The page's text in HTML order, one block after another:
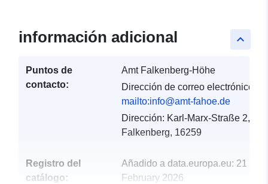
keyboard_arrow_up
información adicional
Puntos de
contacto:
Amt Falkenberg-Höhe
Dirección de correo electrónico:
mailto:info@amt-fahoe.de
Dirección: Karl-Marx-Straße 2,
Falkenberg, 16259
Registro del
catálogo:
Añadido a data.europa.eu: 21
February 2026